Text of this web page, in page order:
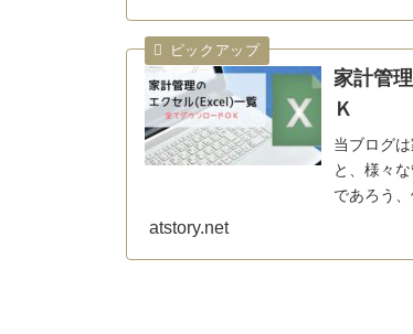
家計管
Ｋ
当ブログ
と、様々
であろう、
atstory.net